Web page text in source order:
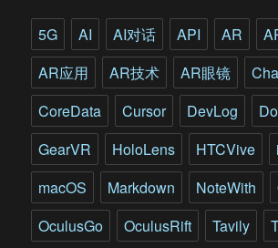
5G AI AI对话 API AR
AR应用
AR技术 AR眼镜
CoreData
Cursor DevLog
GearVR
HoloLens HTCVive
macOS
Markdown NoteWith
OculusGo
OculusRift Tavily